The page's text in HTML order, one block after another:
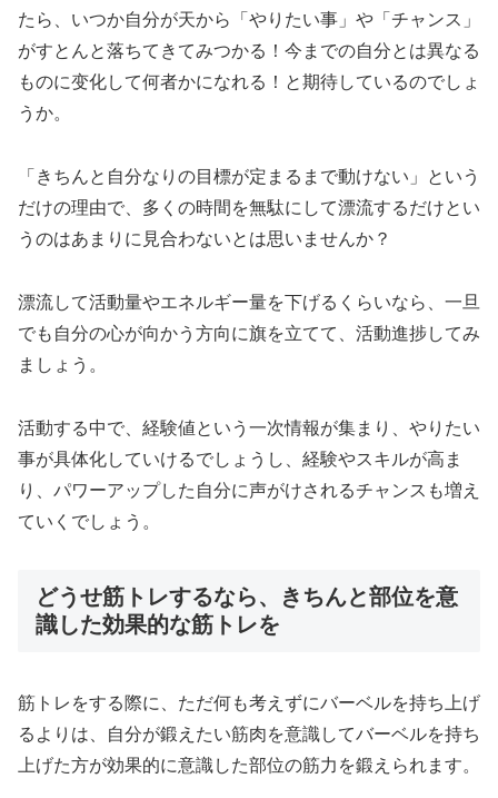
たら、いつか自分が天から「やりたい事」や「チャンス」
がすとんと落ちてきてみつかる！今までの自分とは異なる
ものに变化して何者かになれる！と期待しているのでしょ
うか。
「きちんと自分なりの目標が定まるまで動けない」という
だけの理由で、多くの時間を無駄にして漂流するだけとい
うのはあまりに見合わないとは思いませんか？
漂流して活動量やエネルギー量を下げるくらいなら、一旦
でも自分の心が向かう方向に旗を立てて、活動進捗してみ
ましょう。
活動する中で、経験値という一次情報が集まり、やりたい
事が具体化していけるでしょうし、経験やスキルが高ま
り、パワーアップした自分に声がけされるチャンスも増え
ていくでしょう。
どうせ筋トレするなら、きちんと部位を意
識した効果的な筋トレを
筋トレをする際に、ただ何も考えずにバーベルを持ち上げ
るよりは、自分が鍛えたい筋肉を意識してバーベルを持ち
上げた方が効果的に意識した部位の筋力を鍛えられます。